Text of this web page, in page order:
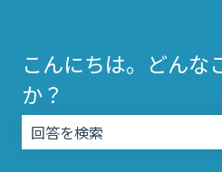
こんにちは。どんな
か？